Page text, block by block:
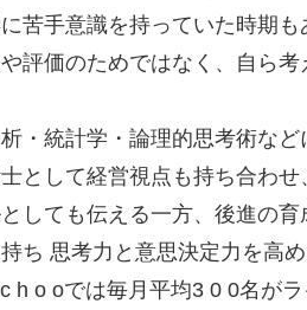
苦手意識を持っていた時期も
評価のためではなく、自ら考
・統計学・論理的思考術など
として経営視点も持ち合わせ
しても伝える一方、後進の育
ち 思考力と意思決定力を高
h o oでは毎月平均3 0 0名が